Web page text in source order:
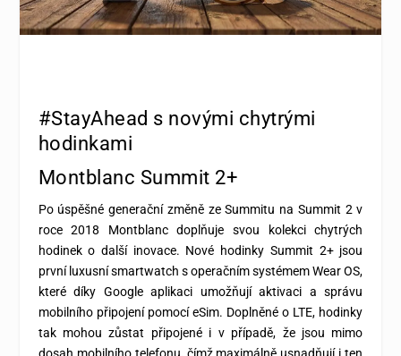
#StayAhead s novými chytrými
hodinkami
Montblanc Summit 2+
Po úspěšné generační změně ze Summitu na Summit 2 v
roce 2018 Montblanc doplňuje svou kolekci chytrých
hodinek o další inovace. Nové hodinky Summit 2+ jsou
první luxusní smartwatch s operačním systémem Wear OS,
které díky Google aplikaci umožňují aktivaci a správu
mobilního připojení pomocí eSim. Doplněné o LTE, hodinky
tak mohou zůstat připojené i v případě, že jsou mimo